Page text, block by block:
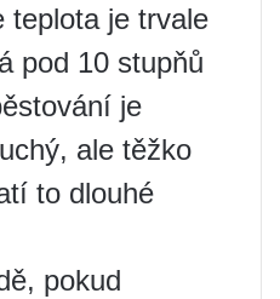
teplota je trvale
pod 10 stupňů
je
ale těžko
to dlouhé
pokud